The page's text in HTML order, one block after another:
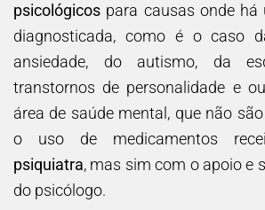
psicológicos para causas onde
diagnosticada, como é o caso
ansiedade, do autismo, da
transtornos de personalidade e
área de saúde mental, que não
o uso de medicamentos
psiquiatra, mas sim com o apoio e
do psicólogo.